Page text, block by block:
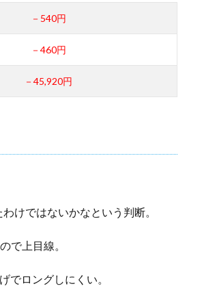
－540円
－460円
－45,920円
けではないかなという判断。
で上目線。
でロングしにくい。